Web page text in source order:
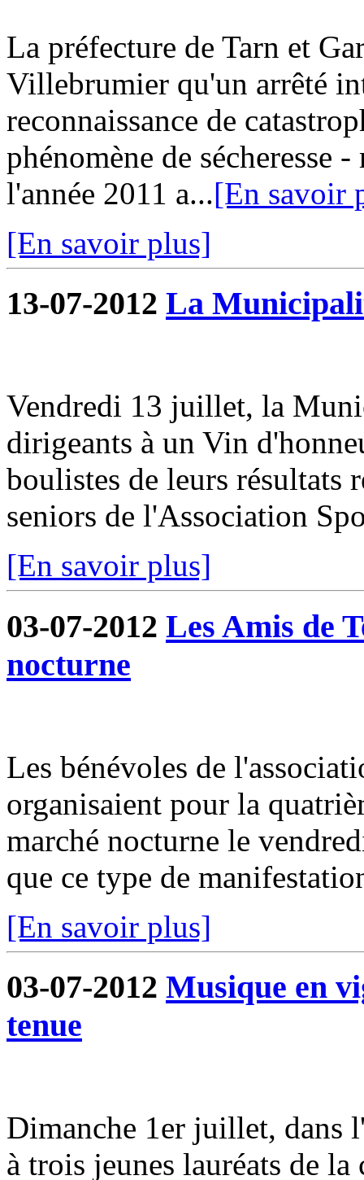
La préfecture de Tarn et
Villebrumier qu'un arrêté
reconnaissance de
phénomène de sécheresse
l'année 2011 a...[En savoir
[En savoir plus]
13-07-2012 La
Vendredi 13 juillet, la
dirigeants à un Vin
boulistes de leurs résultats
seniors de l'Association
[En savoir plus]
03-07-2012 Les Amis de
nocturne
Les bénévoles de
organisaient pour la
marché nocturne le
que ce type de
[En savoir plus]
03-07-2012 Musique en
tenue
Dimanche 1er juillet, dans
à trois jeunes lauréats de